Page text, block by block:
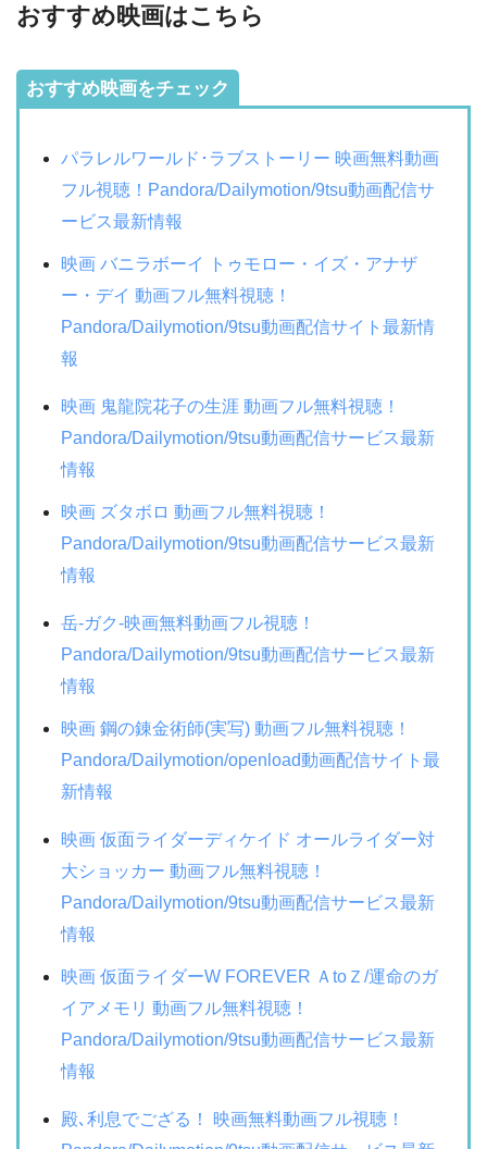
おすすめ映画はこちら
おすすめ映画をチェック
パラレルワールド･ラブストーリー 映画無料動画
フル視聴！Pandora/Dailymotion/9tsu動画配信サ
ービス最新情報
映画 バニラボーイ トゥモロー・イズ・アナザ
ー・デイ 動画フル無料視聴！
Pandora/Dailymotion/9tsu動画配信サイト最新情
報
映画 鬼龍院花子の生涯 動画フル無料視聴！
Pandora/Dailymotion/9tsu動画配信サービス最新
情報
映画 ズタボロ 動画フル無料視聴！
Pandora/Dailymotion/9tsu動画配信サービス最新
情報
岳-ガク-映画無料動画フル視聴！
Pandora/Dailymotion/9tsu動画配信サービス最新
情報
映画 鋼の錬金術師(実写) 動画フル無料視聴！
Pandora/Dailymotion/openload動画配信サイト最
新情報
映画 仮面ライダーディケイド オールライダー対
大ショッカー 動画フル無料視聴！
Pandora/Dailymotion/9tsu動画配信サービス最新
情報
映画 仮面ライダーW FOREVER ＡtoＺ/運命のガ
イアメモリ 動画フル無料視聴！
Pandora/Dailymotion/9tsu動画配信サービス最新
情報
殿､利息でござる！ 映画無料動画フル視聴！